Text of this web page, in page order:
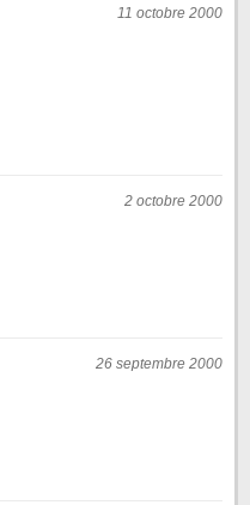
11 octobre 2000
2 octobre 2000
26 septembre 2000